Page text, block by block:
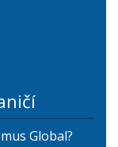
Global?